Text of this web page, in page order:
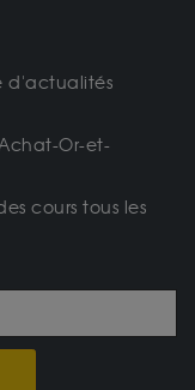
d'actualités
Or-et-
cours tous les